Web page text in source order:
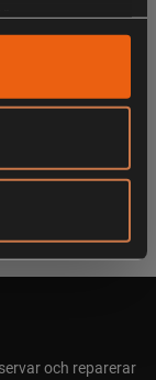
PÅ
och reparerar